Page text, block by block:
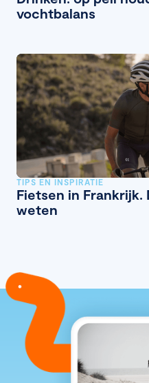
vochtbalans
TIPS EN INSPIRATIE
Fietsen in
weten